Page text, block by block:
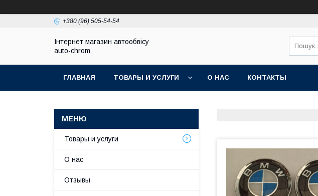
+380 (96) 505-54-54
Інтернет магазин автообвісу
auto-chrom
ГЛАВНАЯ ТОВАРЫ И УСЛУГИ О НАС КОНТАКТЫ
Товары и услуги
О нас
Отзывы